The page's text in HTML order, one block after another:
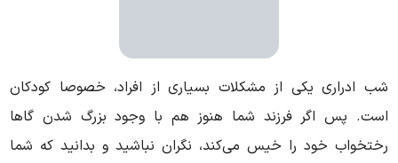
شب ادراری یکی از مشکلات بسیاری از افراد، خصوصا کودکان
است. پس اگر فرزند شما هنوز هم با وجود بزرگ شدن گاها
رختخواب خود را خیس می‌کند، نگران نباشید و بدانید که شما